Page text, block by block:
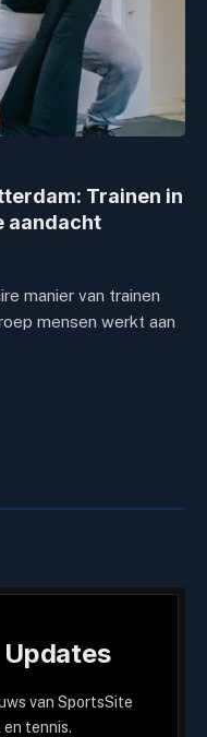
Trainen in
aandacht
manier van trainen
mensen werkt aan
van SportsSite
tennis.